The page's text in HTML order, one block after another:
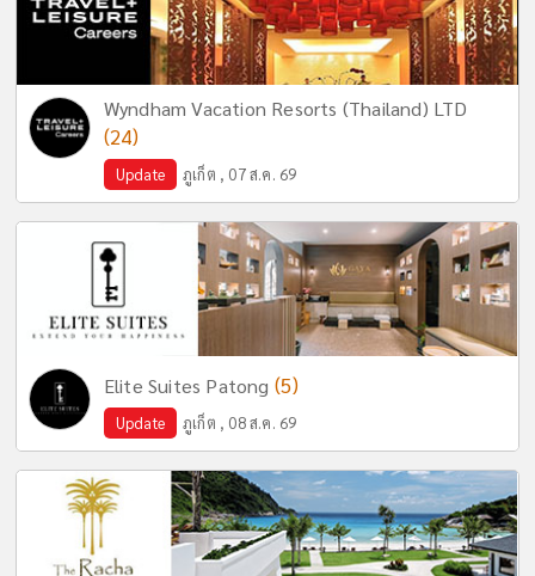
Wyndham Vacation Resorts (Thailand) LTD
(24)
Update ภูเก็ต , 07 ส.ค. 69
Elite Suites Patong (5)
Update ภูเก็ต , 08 ส.ค. 69